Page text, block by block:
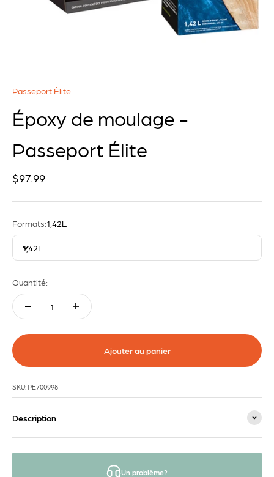
Passeport Élite
Époxy de moulage -
Passeport Élite
Prix de vente
$97.99
Formats:1,42L
1,42L
Quantité:
Ajouter au panier
SKU: PE700998
Description
Un problème?